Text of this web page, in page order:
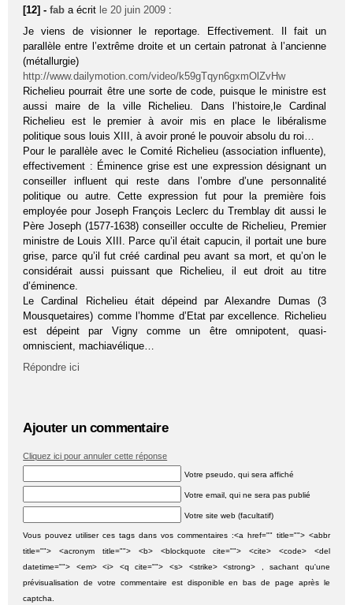
[12] -fab a écrit le 20 juin 2009 :
Je viens de visionner le reportage. Effectivement. Il fait un
parallèle entre l’extrême droite et un certain patronat à l’ancienne
(métallurgie)
http://www.dailymotion.com/video/k59gTqyn6gxmOlZvHw
Richelieu pourrait être une sorte de code, puisque le ministre est
aussi maire de la ville Richelieu. Dans l’histoire,le Cardinal
Richelieu est le premier à avoir mis en place le libéralisme
politique sous louis XIII, à avoir proné le pouvoir absolu du roi…
Pour le parallèle avec le Comité Richelieu (association influente),
effectivement : Éminence grise est une expression désignant un
conseiller influent qui reste dans l’ombre d’une personnalité
politique ou autre. Cette expression fut pour la première fois
employée pour Joseph François Leclerc du Tremblay dit aussi le
Père Joseph (1577-1638) conseiller occulte de Richelieu, Premier
ministre de Louis XIII. Parce qu’il était capucin, il portait une bure
grise, parce qu’il fut créé cardinal peu avant sa mort, et qu’on le
considérait aussi puissant que Richelieu, il eut droit au titre
d’éminence.
Le Cardinal Richelieu était dépeind par Alexandre Dumas (3
Mousquetaires) comme l’homme d’Etat par excellence. Richelieu
est dépeint par Vigny comme un être omnipotent, quasi-
omniscient, machiavélique…
Répondre ici
Ajouter un commentaire
Cliquez ici pour annuler cette réponse
Votre pseudo, qui sera affiché
Votre email, qui ne sera pas publié
Votre site web (facultatif)
Vous pouvez utiliser ces tags dans vos commentaires :<a href="" title=""> <abbr
title=""> <acronym title=""> <b> <blockquote cite=""> <cite> <code> <del
datetime=""> <em> <i> <q cite=""> <s> <strike> <strong> , sachant qu'une
prévisualisation de votre commentaire est disponible en bas de page après le
captcha.